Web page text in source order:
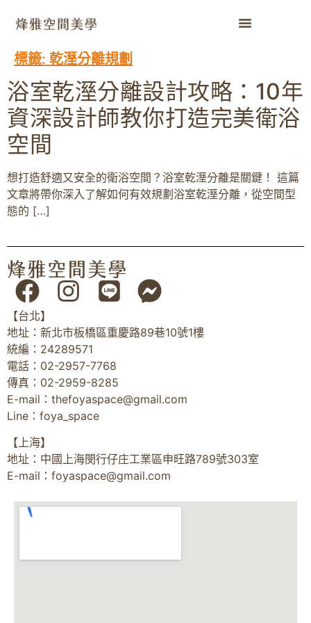
標籤: 乾溼分離規劃
浴室乾溼分離設計攻略：10年
資深設計師教你打造完美衛浴
空間
想打造舒適又安全的衛浴空間？浴室乾溼分離是關鍵！ 這篇
文章將帶你深入了解如何有效規劃浴室乾溼分離，從空間型
態的 […]
【台北】
地址：新北市板橋區重慶路89巷10號1樓
統編：24289571
電話：02-2957-7768
傳真：02-2959-8285
E-mail： thefoyaspace@gmail.com
Line：foya_space
【上海】
地址：中國上海閔行仔庄工業區申旺路789號303室
E-mail： foyaspace@gmail.com